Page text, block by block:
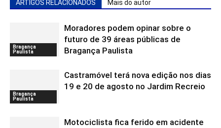
ARTIGOS RELACIONADOS Mais do autor
Bragança
Paulista
Moradores podem opinar sobre o
futuro de 39 áreas públicas de
Bragança Paulista
Bragança
Paulista
Castramóvel terá nova edição nos dias
19 e 20 de agosto no Jardim Recreio
Motociclista fica ferido em acidente